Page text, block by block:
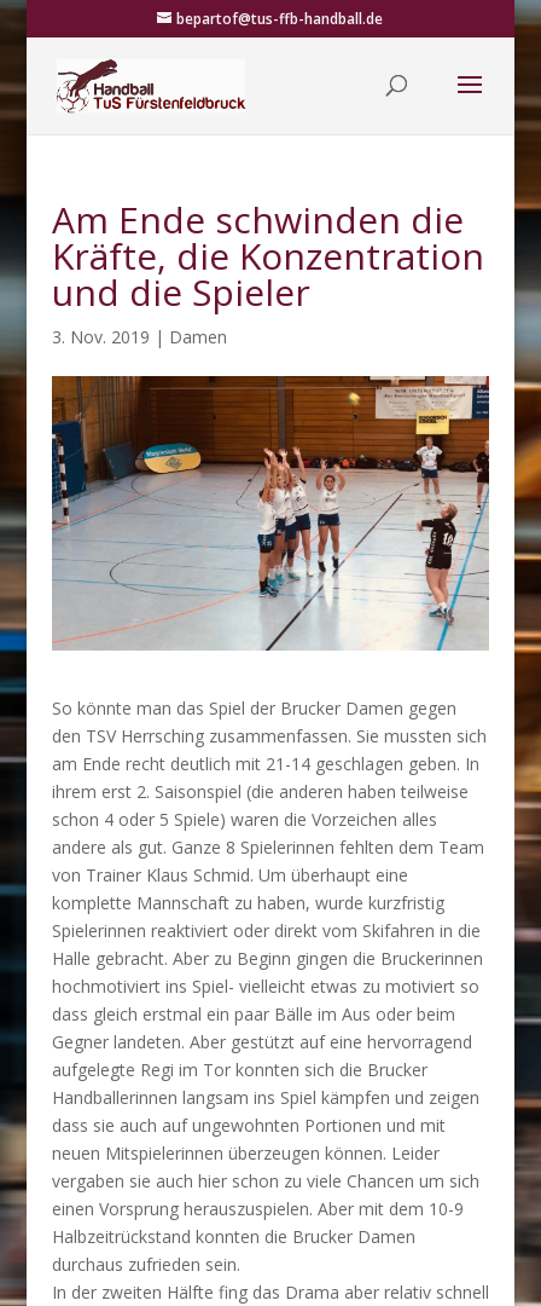
bepartof@tus-ffb-handball.de
Am Ende schwinden die
Kräfte, die Konzentration
und die Spieler
3. Nov. 2019 | Damen
So könnte man das Spiel der Brucker Damen gegen
den TSV Herrsching zusammenfassen. Sie mussten sich
am Ende recht deutlich mit 21-14 geschlagen geben. In
ihrem erst 2. Saisonspiel (die anderen haben teilweise
schon 4 oder 5 Spiele) waren die Vorzeichen alles
andere als gut. Ganze 8 Spielerinnen fehlten dem Team
von Trainer Klaus Schmid. Um überhaupt eine
komplette Mannschaft zu haben, wurde kurzfristig
Spielerinnen reaktiviert oder direkt vom Skifahren in die
Halle gebracht. Aber zu Beginn gingen die Bruckerinnen
hochmotiviert ins Spiel- vielleicht etwas zu motiviert so
dass gleich erstmal ein paar Bälle im Aus oder beim
Gegner landeten. Aber gestützt auf eine hervorragend
aufgelegte Regi im Tor konnten sich die Brucker
Handballerinnen langsam ins Spiel kämpfen und zeigen
dass sie auch auf ungewohnten Portionen und mit
neuen Mitspielerinnen überzeugen können. Leider
vergaben sie auch hier schon zu viele Chancen um sich
einen Vorsprung herauszuspielen. Aber mit dem 10-9
Halbzeitrückstand konnten die Brucker Damen
durchaus zufrieden sein.
In der zweiten Hälfte fing das Drama aber relativ schnell